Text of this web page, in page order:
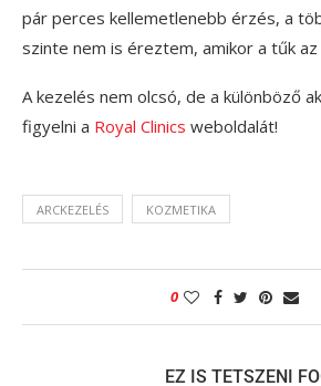
pár perces kellemetlenebb érzés, a
szinte nem is éreztem, amikor a tűk
A kezelés nem olcsó, de a különböző
figyelni a Royal Clinics weboldalát!
ARCKEZELÉS KOZMETIKA
0
EZ IS TETSZENI